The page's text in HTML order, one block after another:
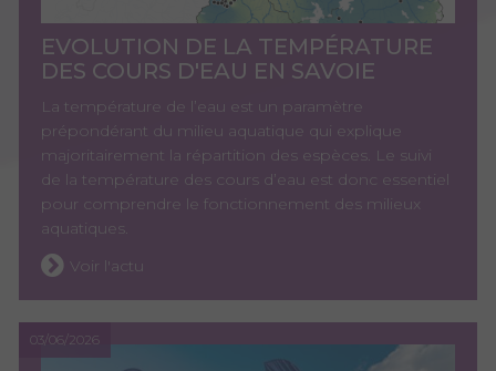
EVOLUTION DE LA TEMPÉRATURE
DES COURS D'EAU EN SAVOIE
La température de l’eau est un paramètre
prépondérant du milieu aquatique qui explique
majoritairement la répartition des espèces. Le suivi
de la température des cours d’eau est donc essentiel
pour comprendre le fonctionnement des milieux
aquatiques.
Voir l'actu
03/06/2026